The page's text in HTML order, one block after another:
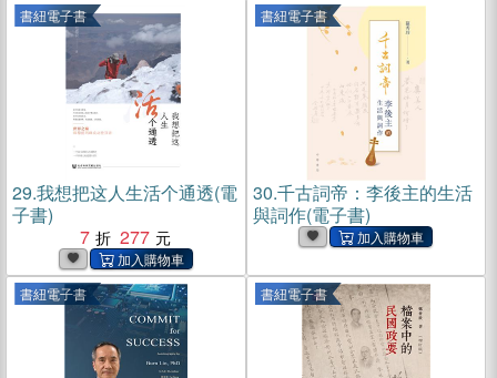
書紐電子書
29.我想把这人生活个通透(電
子書)
7
277
書紐電子書
30.千古詞帝：李後主的生活
與詞作(電子書)
書紐電子書 書紐電子書